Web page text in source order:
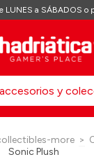
LUNES a SÁBADOS o
more >
Sonic Plush